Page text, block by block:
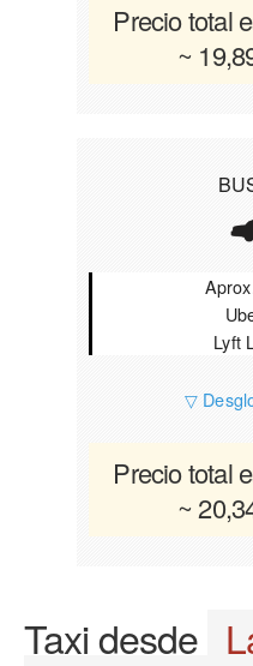
Precio total
~
Lyft
▽
Precio total
~
Taxi desde